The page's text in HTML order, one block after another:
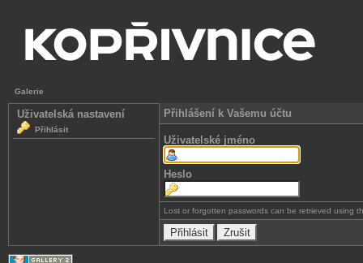
Galerie
Uživatelská nastavení
Přihlásit
Přihlášení k Vašemu účtu
Uživatelské jméno
Heslo
Lost or forgotten passwords can be retrieved using